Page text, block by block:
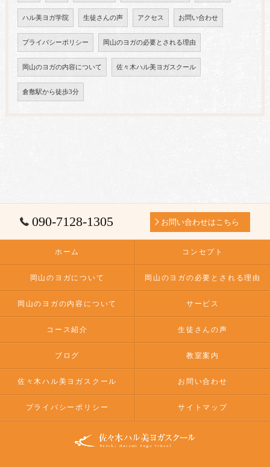
ハル美ヨガ学院 生徒さんの声 アクセス お問い合わせ
プライバシーポリシー 岡山のヨガの必要とされる理由
岡山のヨガの内容について 佐々木ハル美ヨガスクール
倉敷駅から徒歩3分
090-7128-1305 お問い合わせはこちら
ホーム コンセプト
岡山のヨガについて 岡山のヨガの必要とされる理由
岡山のヨガの内容について サービス
コース紹介 生徒さんの声
ブログ 教室案内
佐々木ハル美ヨガスクール お問い合わせ
プライバシーポリシー サイトマップ